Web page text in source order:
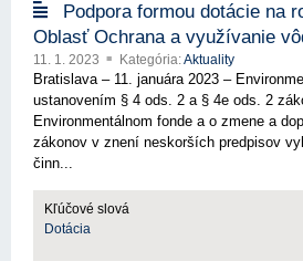
Podpora formou dotácie na
Oblasť Ochrana a využívanie
11. 1. 2023 Kategória:Aktuality
Bratislava – 11. januára 2023 –
ustanovením § 4 ods. 2 a § 4e ods. 2
Environmentálnom fonde a o zmene a
zákonov v znení neskorších predpisov
činn...
Kľúčové slová
Dotácia